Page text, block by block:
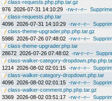
class-requests.php.php.tar.gz
976 2026-07-31 14:10:29 -rw-r--r--
class-requests.php.tar
4096 2026-07-31 14:10:29 -rw-r--r--
class-theme-upgrader.php.php.tar.gz
5986 2026-07-26 07:48:02 -rw-r--r--
class-theme-upgrader.php.tar
28672 2026-07-26 07:48:02 -rw-r--r--
class-walker-category-
1214 2026-08-02 02:01:15 -rw-r--r--
class-walker-category-dropdown.php.tar
4096 2026-08-02 02:01:15 -rw-r--r--
class-walker-comment.php.php.tar.gz
3369 2026-08-02 03:51:17 -rw-r--r--